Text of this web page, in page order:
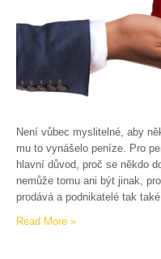
Není vůbec myslitelné, aby
mu to vynášelo peníze. Pro
hlavní důvod, proč se někdo
nemůže tomu ani být jinak,
prodává a podnikatelé tak
Read More »